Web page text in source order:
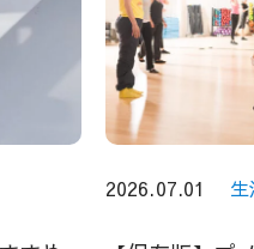
2026.07.01